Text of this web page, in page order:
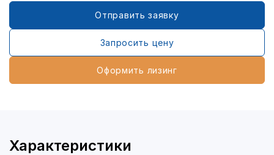
Отправить заявку
Запросить цену
Оформить лизинг
Характеристики